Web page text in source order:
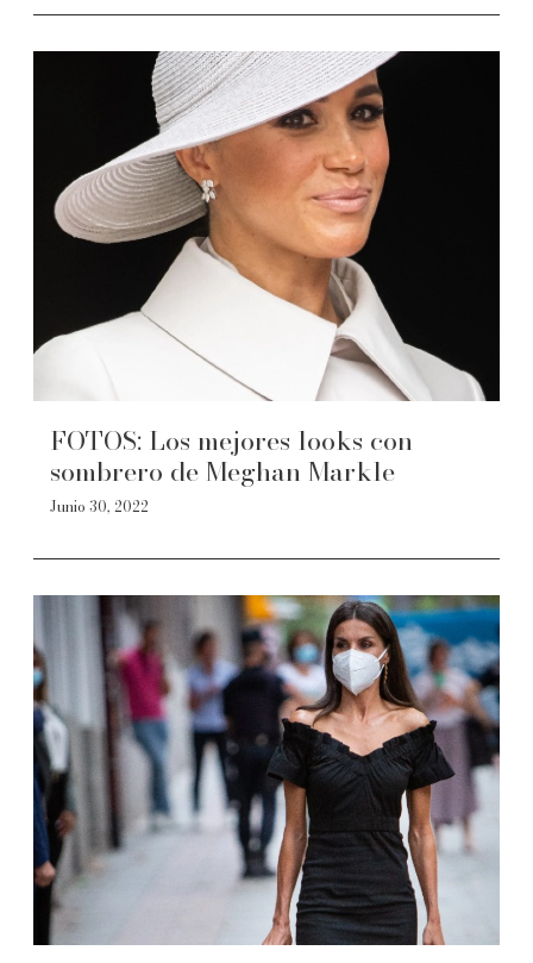
FOTOS: Los mejores looks con
sombrero de Meghan Markle
Junio 30, 2022